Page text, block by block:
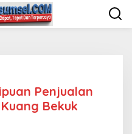
Penjualan
Bekuk